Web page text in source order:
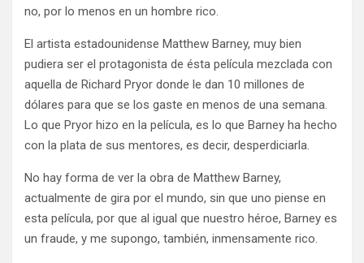
no, por lo menos en un hombre rico.
El artista estadounidense Matthew Barney, muy bien
pudiera ser el protagonista de ésta película mezclada con
aquella de Richard Pryor donde le dan 10 millones de
dólares para que se los gaste en menos de una semana.
Lo que Pryor hizo en la película, es lo que Barney ha hecho
con la plata de sus mentores, es decir, desperdiciarla.
No hay forma de ver la obra de Matthew Barney,
actualmente de gira por el mundo, sin que uno piense en
esta película, por que al igual que nuestro héroe, Barney es
un fraude, y me supongo, también, inmensamente rico.